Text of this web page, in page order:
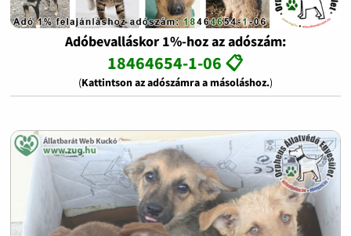
Adóbevalláskor 1%-hoz az adószám:
18464654-1-06 📋
(Kattintson az adószámra a másoláshoz.)